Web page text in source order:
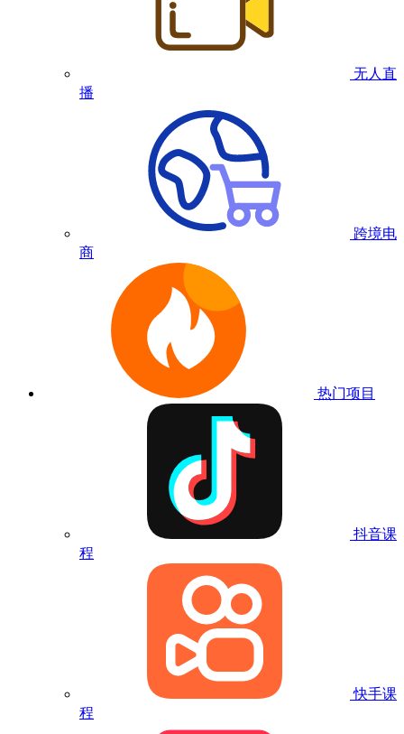
无人直
播
跨境电
商
热门项目
抖音课
程
快手课
程